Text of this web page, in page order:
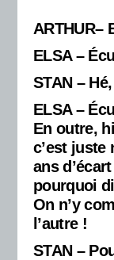
ARTHUR–
ELSA –
STAN –
ELSA –
En outre,
c’est juste
ans
pourquoi
On n’y
l’autre !
STAN –